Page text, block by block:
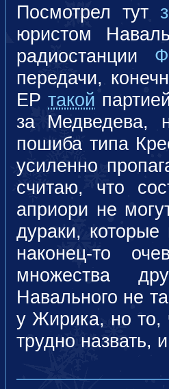
Посмотрел тут
юристом
радиостанции
передачи,
ЕР такой
за Медведева,
пошиба типа
усиленно
считаю, что
априори не
дураки,
наконец-то
множества
Навального не
у Жирика, но то,
трудно назвать,